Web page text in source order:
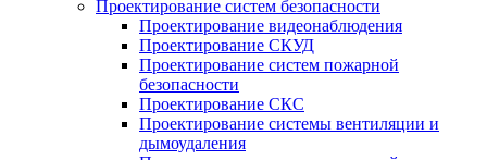
Проектирование систем безопасности
Проектирование видеонаблюдения
Проектирование СКУД
Проектирование систем пожарной
безопасности
Проектирование СКС
Проектирование системы вентиляции и
дымоудаления